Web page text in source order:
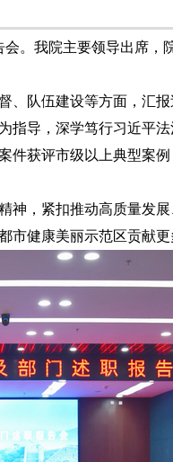
。我院主要领导出席，
队伍建设等方面，汇报
指导，深学笃行习近平
件获评市级以上典型案
神，紧扣推动高质量发
健康美丽示范区贡献更